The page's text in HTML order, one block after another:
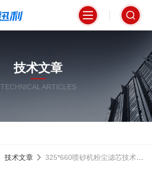
技术文章
TECHNICAL ARTICLES
技术文章 325*660喷砂机粉尘滤芯技术参数